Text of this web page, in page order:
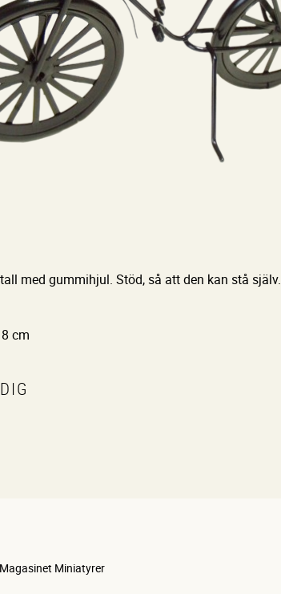
med gummihjul. Stöd, så att den kan stå själv.
cm
Miniatyrer